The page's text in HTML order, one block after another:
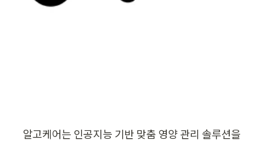
알고케어는 인공지능 기반 맞춤 영양 관리 솔루션을